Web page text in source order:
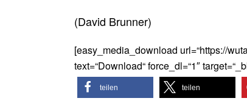
(David Brunner)
[easy_media_download url=“https://
text=“Download“ force_dl=“1″
teilen teilen